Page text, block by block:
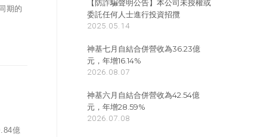
期的
億
【防詐騙聲明公告】本公司未授權或
委託任何人士進行投資招攬
2025.05.14
神基七月自結合併營收為36.23億
元，年增16.14%
2026.08.07
神基六月自結合併營收為42.54億
元，年增28.59%
2026.07.08